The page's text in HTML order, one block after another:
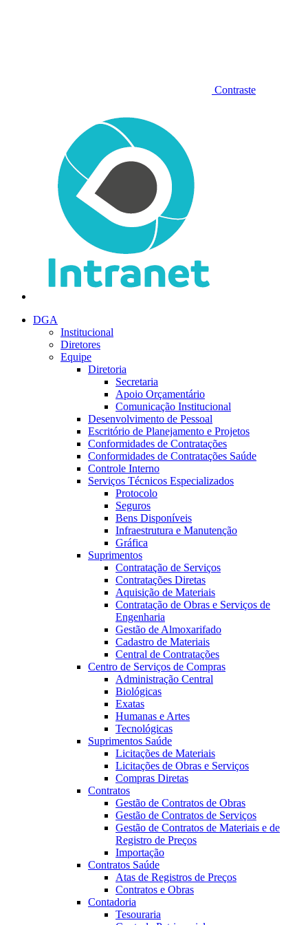
Contraste
DGA
Institucional
Diretores
Equipe
Diretoria
Secretaria
Apoio Orçamentário
Comunicação Institucional
Desenvolvimento de Pessoal
Escritório de Planejamento e Projetos
Conformidades de Contratações
Conformidades de Contratações Saúde
Controle Interno
Serviços Técnicos Especializados
Protocolo
Seguros
Bens Disponíveis
Infraestrutura e Manutenção
Gráfica
Suprimentos
Contratação de Serviços
Contratações Diretas
Aquisição de Materiais
Contratação de Obras e Serviços de
Engenharia
Gestão de Almoxarifado
Cadastro de Materiais
Central de Contratações
Centro de Serviços de Compras
Administração Central
Biológicas
Exatas
Humanas e Artes
Tecnológicas
Suprimentos Saúde
Licitações de Materiais
Licitações de Obras e Serviços
Compras Diretas
Contratos
Gestão de Contratos de Obras
Gestão de Contratos de Serviços
Gestão de Contratos de Materiais e de
Registro de Preços
Importação
Contratos Saúde
Atas de Registros de Preços
Contratos e Obras
Contadoria
Tesouraria